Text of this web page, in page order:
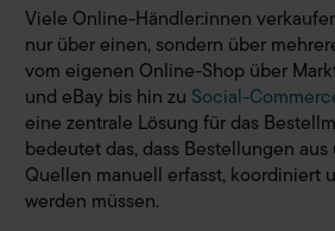
Viele Online-Händler:innen
nur über einen, sondern über
vom eigenen Online-Shop über
und eBay bis hin zu Social-
eine zentrale Lösung für das
bedeutet das, dass Bestellungen
Quellen manuell erfasst, koordiniert
werden müssen.